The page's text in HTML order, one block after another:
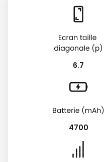
6.7
4700